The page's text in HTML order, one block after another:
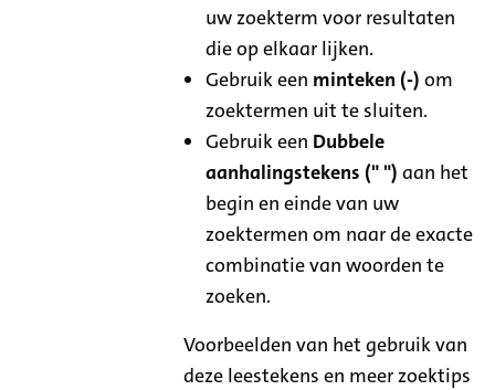
uw zoekterm voor resultaten
die op elkaar lijken.
Gebruik een minteken (-) om
zoektermen uit te sluiten.
Gebruik een Dubbele
aanhalingstekens (" ") aan het
begin en einde van uw
zoektermen om naar de exacte
combinatie van woorden te
zoeken.
Voorbeelden van het gebruik van
deze leestekens en meer zoektips